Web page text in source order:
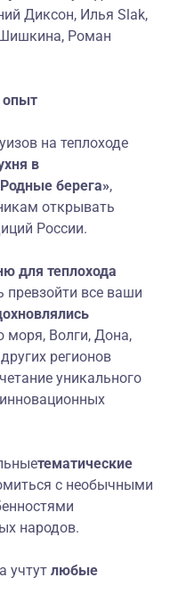
Диксон, Илья Slak,
Роман
опыт
на теплоходе
в
берега»,
открывать
России.
для теплохода
превзойти все ваши
моря, Волги, Дона,
регионов
уникального
тематические
с необычными
народов.
учтут любые